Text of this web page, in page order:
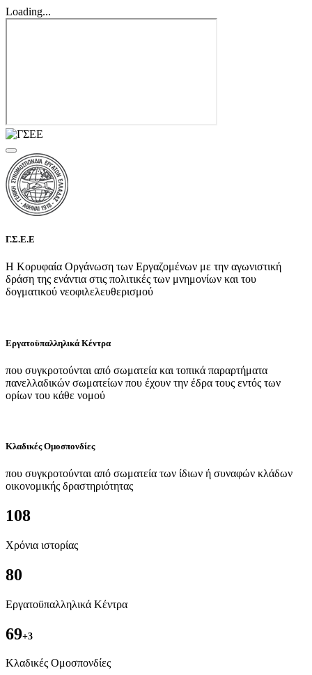
Loading...
Γ.Σ.Ε.Ε
Η Κορυφαία Οργάνωση των Εργαζομένων με την αγωνιστική
δράση της ενάντια στις πολιτικές των μνημονίων και του
δογματικού νεοφιλελευθερισμού
Εργατοϋπαλληλικά Κέντρα
που συγκροτούνται από σωματεία και τοπικά παραρτήματα
πανελλαδικών σωματείων που έχουν την έδρα τους εντός των
ορίων του κάθε νομού
Κλαδικές Ομοσπονδίες
που συγκροτούνται από σωματεία των ίδιων ή συναφών κλάδων
οικονομικής δραστηριότητας
108
Χρόνια ιστορίας
80
Εργατοϋπαλληλικά Κέντρα
69+3
Kλαδικές Ομοσπονδίες